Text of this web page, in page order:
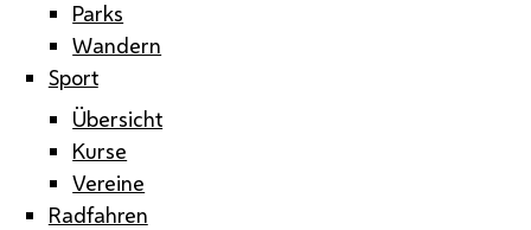
Parks
Wandern
Sport
Übersicht
Kurse
Vereine
Radfahren